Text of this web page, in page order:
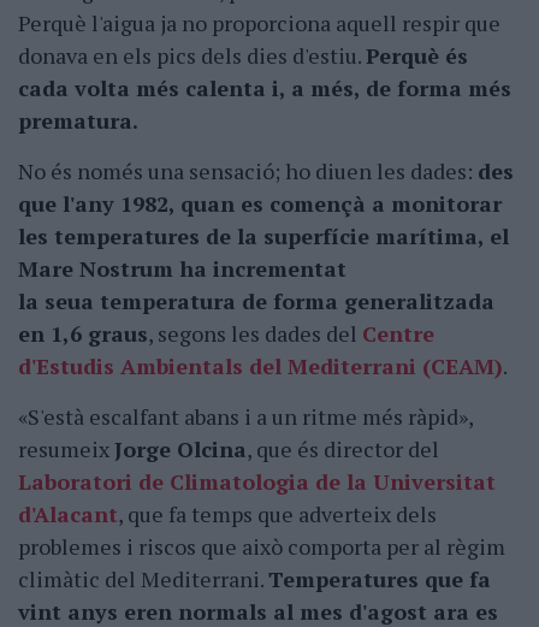
Perquè l'aigua ja no proporciona aquell respir que
donava en els pics dels dies d'estiu.Perquè és
cada volta més calenta i, a més, de forma més
prematura.
No és només una sensació; ho diuen les dades: des
que l'any 1982, quan es començà a monitorar
les temperatures de la superfície marítima, el
Mare Nostrum ha incrementat
la seua temperatura de forma generalitzada
en 1,6 graus, segons les dades del Centre
d'Estudis Ambientals del Mediterrani (CEAM).
«S'està escalfant abans i a un ritme més ràpid»,
resumeixJorge Olcina, que és director del
Laboratori de Climatologia de la Universitat
d'Alacant, que fa temps que adverteix dels
problemes i riscos que això comporta per al règim
climàtic del Mediterrani.Temperatures que fa
vint anys eren normals al mes d'agost ara es